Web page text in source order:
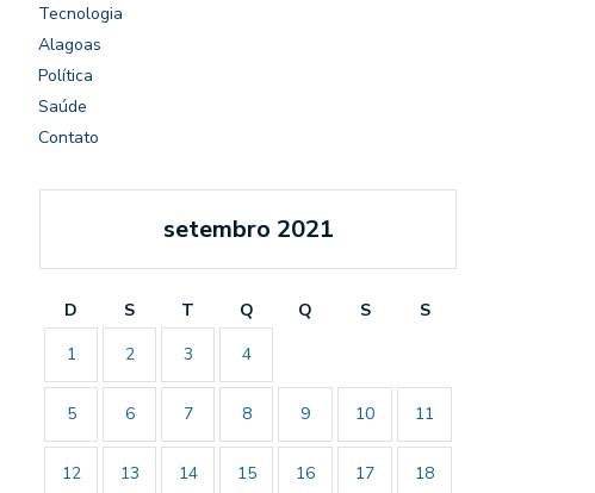
Tecnologia
Alagoas
Política
Saúde
Contato
setembro 2021
D S T Q Q S
S
1
2 3 4
5 6 7 8 9 10 11
12 13 14 15 16 17 18